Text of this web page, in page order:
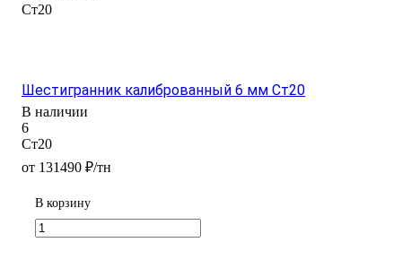
Ст20
Шестигранник калиброванный 6 мм Ст20
В наличии
6
Ст20
от 131490 ₽/тн
В корзину